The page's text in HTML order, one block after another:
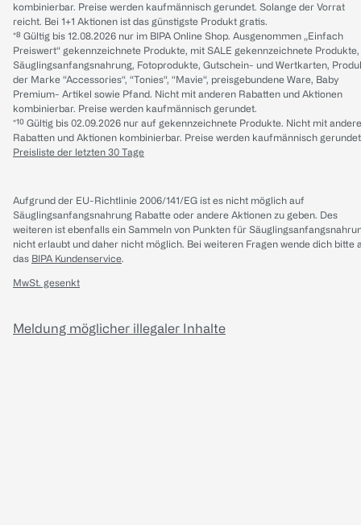
kombinierbar. Preise werden kaufmännisch gerundet. Solange der Vorrat
reicht. Bei 1+1 Aktionen ist das günstigste Produkt gratis.
*⁸ Gültig bis 12.08.2026 nur im BIPA Online Shop. Ausgenommen „Einfach
Preiswert“ gekennzeichnete Produkte, mit SALE gekennzeichnete Produkte,
Säuglingsanfangsnahrung, Fotoprodukte, Gutschein- und Wertkarten,
der Marke “Accessories“, “Tonies“, “Mavie“, preisgebundene Ware, Baby
Premium- Artikel sowie Pfand. Nicht mit anderen Rabatten und Aktionen
kombinierbar. Preise werden kaufmännisch gerundet.
*¹⁰ Gültig bis 02.09.2026 nur auf gekennzeichnete Produkte. Nicht mit
Rabatten und Aktionen kombinierbar. Preise werden kaufmännisch
Preisliste der letzten 30 Tage
Aufgrund der EU-Richtlinie 2006/141/EG ist es nicht möglich auf
Säuglingsanfangsnahrung Rabatte oder andere Aktionen zu geben. Des
weiteren ist ebenfalls ein Sammeln von Punkten für
nicht erlaubt und daher nicht möglich. Bei weiteren Fragen wende dich bitte
das BIPA Kundenservice.
MwSt. gesenkt
Meldung möglicher illegaler Inhalte